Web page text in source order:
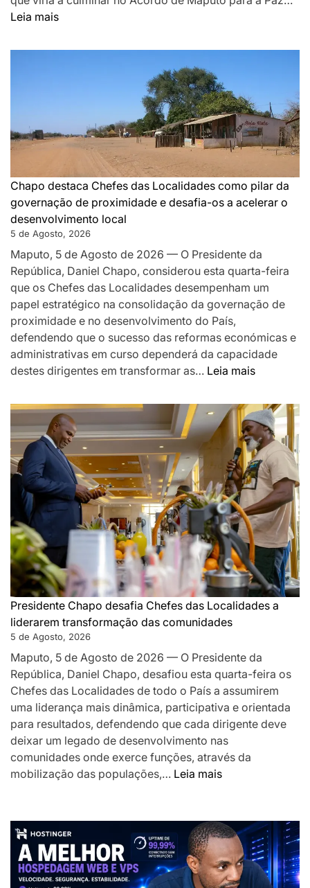
Leia mais:
MONTANHA
DA
PAZ
SILENCIOU
AS
ARMAS
EM
MOÇAMBIQUE
Chapo destaca Chefes das Localidades como pilar da
governação de proximidade e desafia-os a acelerar o
desenvolvimento local
5 de Agosto, 2026
Maputo, 5 de Agosto de 2026 — O Presidente da
República, Daniel Chapo, considerou esta quarta-feira
que os Chefes das Localidades desempenham um
papel estratégico na consolidação da governação de
proximidade e no desenvolvimento do País,
defendendo que o sucesso das reformas económicas e
administrativas em curso dependerá da capacidade
destes dirigentes em transformar as… Leia mais:
destaca
Chefes
das
como
pilar
da
de
e
desafia-
os
o
local
Presidente Chapo desafia Chefes das Localidades a
liderarem transformação das comunidades
5 de Agosto, 2026
Maputo, 5 de Agosto de 2026 — O Presidente da
República, Daniel Chapo, desafiou esta quarta-feira os
Chefes das Localidades de todo o País a assumirem
uma liderança mais dinâmica, participativa e orientada
para resultados, defendendo que cada dirigente deve
deixar um legado de desenvolvimento nas
comunidades onde exerce funções, através da
mobilização das populações,… Leia mais:
desafia
Chefes
das
Localidades